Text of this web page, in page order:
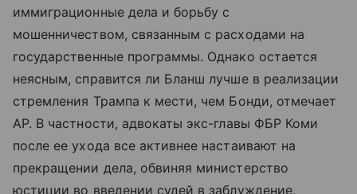
иммиграционные дела и борьбу с
мошенничеством, связанным с расходами на
государственные программы. Однако остается
неясным, справится ли Бланш лучше в реализации
стремления Трампа к мести, чем Бонди, отмечает
AP. В частности, адвокаты экс-главы ФБР Коми
после ее ухода все активнее настаивают на
прекращении дела, обвиняя министерство
юстиции во введении судей в заблуждение,